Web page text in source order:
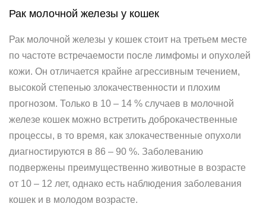
Рак молочной железы у кошек
Рак молочной железы у кошек стоит на третьем месте
по частоте встречаемости после лимфомы и опухолей
кожи. Он отличается крайне агрессивным течением,
высокой степенью злокачественности и плохим
прогнозом. Только в 10 – 14 % случаев в молочной
железе кошек можно встретить доброкачественные
процессы, в то время, как злокачественные опухоли
диагностируются в 86 – 90 %. Заболеванию
подвержены преимущественно животные в возрасте
от 10 – 12 лет, однако есть наблюдения заболевания
кошек и в молодом возрасте.